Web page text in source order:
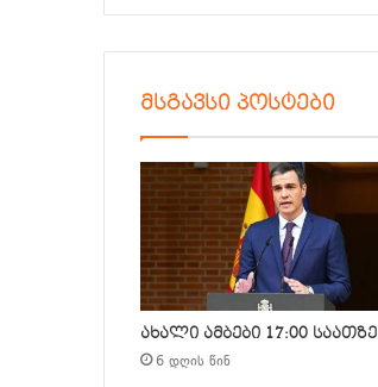
მსგავსი პოსტები
ახალი ამბები 17:00 საათზე
6 დღის წინ